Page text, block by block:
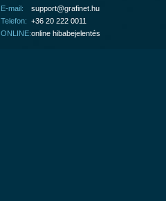
E-mail:
support@grafinet.hu
Telefon: +36 20 222 0011
ONLINE:online hibabejelentés